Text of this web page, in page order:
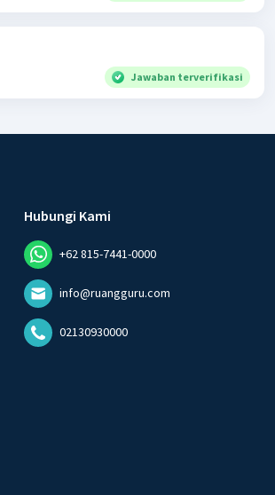
Jawaban terverifikasi
Hubungi Kami
+62 815-7441-0000
info@ruangguru.com
02130930000